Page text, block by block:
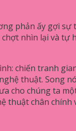
phản ấy gợi
nhìn lại và
chiến tranh
thuật.
cho chúng ta
thuật chân